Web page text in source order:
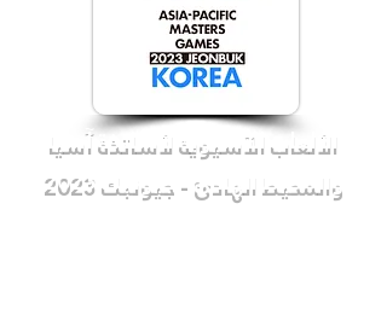
الألعاب الآسيوية لأساتذة آسيا
والمحيط الهادئ - جيونبك 2023